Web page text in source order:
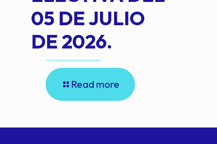
05 DE JULIO
DE 2026.
Read more